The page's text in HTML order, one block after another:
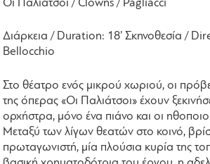
Οι Παλιάτσοι / Clowns / Pagliacci
Διάρκεια / Duration: 18’ Σκηνοθεσία /
Bellocchio
Στο θέατρο ενός μικρού χωριού, οι
της όπερας «Οι Παλιάτσοι» έχουν
ορχήστρα, μόνο ένα πιάνο και οι
Μεταξύ των λίγων θεατών στο κοινό,
πρωταγωνιστή, μία πλούσια κυρία της